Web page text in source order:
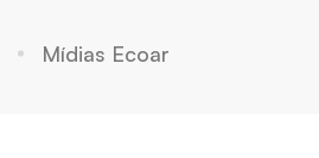
Mídias Ecoar